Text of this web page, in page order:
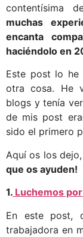
contentísima
muchas
encanta
haciéndolo en
Este post lo he
otra cosa. He
blogs y tenía
de mis post
sido el primero
Aquí os los
que os ayuden!
1. Luchemos
En este post,
trabajadora en